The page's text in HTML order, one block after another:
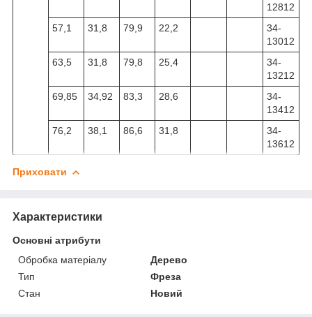
12812
57,1
31,8 79,9 22,2
34-
13012
63,5
31,8 79,8 25,4
34-
13212
69,85
34,92 83,3 28,6
34-
13412
76,2
38,1 86,6 31,8
34-
13612
Приховати
Характеристики
Основні атрибути
Обробка матеріалу
Дерево
Тип
Фреза
Стан
Новий